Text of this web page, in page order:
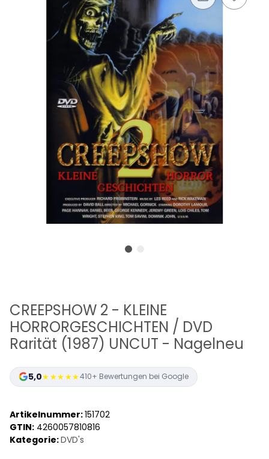
CREEPSHOW 2 - KLEINE
HORRORGESCHICHTEN / DVD
Rarität (1987) UNCUT - Nagelneu
5,0★★★★★410+ Bewertungen bei Google
Artikelnummer:151702
GTIN: 4260057810816
Kategorie:DVD's